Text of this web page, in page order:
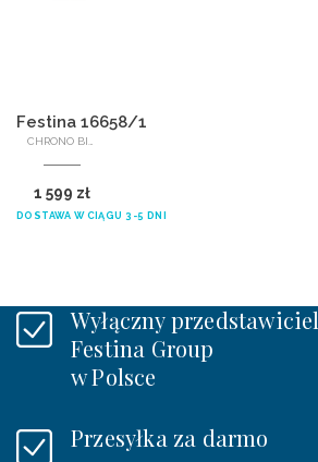
Festina 16658/1
1 599 zł
DOSTAWA W CIĄGU 3-5 DNI
Wyłączny przedstawiciel
Festina Group
w Polsce
Przesyłka za darmo